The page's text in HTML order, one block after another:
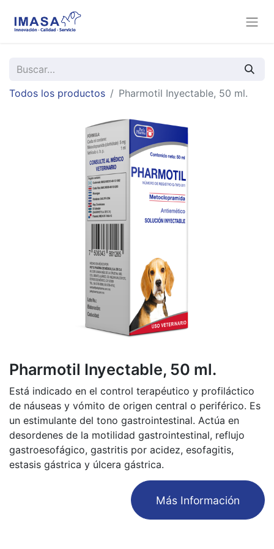
Todos los productos Pharmotil Inyectable, 50 ml.
Pharmotil Inyectable, 50 ml.
Está indicado en el control terapéutico y profiláctico
de náuseas y vómito de origen central o periférico. Es
un estimulante del tono gastrointestinal. Actúa en
desordenes de la motilidad gastrointestinal, reflujo
gastroesofágico, gastritis por acidez, esofagitis,
estasis gástrica y úlcera gástrica.
​Más Información